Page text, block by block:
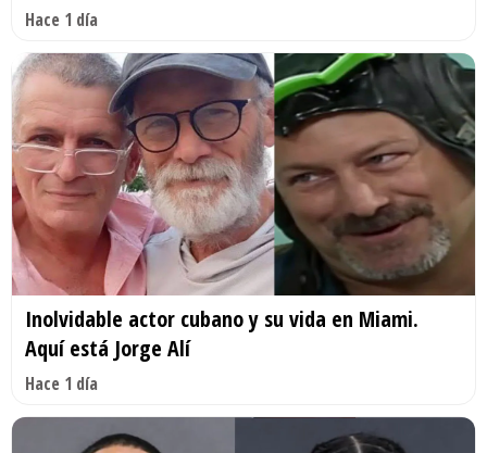
Hace 1 día
Inolvidable actor cubano y su vida en Miami.
Aquí está Jorge Alí
Hace 1 día